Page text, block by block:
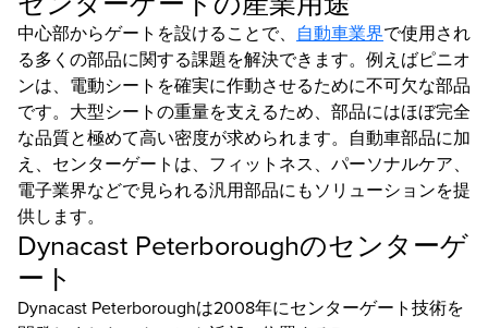
中心部からゲートを設けることで、 自動車業界で使用され
る多くの部品に関する課題を解決できます。例えばピニオ
ンは、電動シートを確実に作動させるために不可欠な部品
です。大型シートの重量を支えるため、部品にはほぼ完全
な品質と極めて高い密度が求められます。自動車部品に加
え、センターゲートは、フィットネス、パーソナルケア、
電子業界などで見られる汎用部品にもソリューションを提
供します。
Dynacast Peterboroughのセンターゲ
ート
Dynacast Peterboroughは2008年にセンターゲート技術を